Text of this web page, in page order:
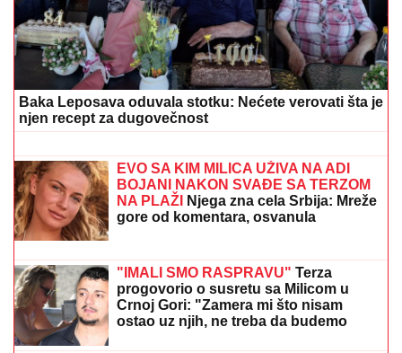
BRANILI SE
ĆUTANjEM,TUŽILAŠTVO
PREDLOŽILO PRITVOR: U OJT u
Bačkoj Palanci saslušani osumnjičeni
za krađe luksuznih automobila
Otkriveno koliko je Dragan Stanković
STARIJI OD VERENICE Aleksandre:
sve saznalo